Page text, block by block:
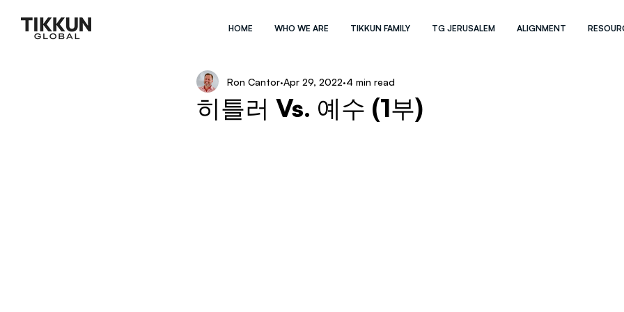
HOME WHO WE ARE TIKKUN FAMILY TG JERUSALEM ALIGNMENT
히틀러 Vs. 예수 (1부)
Ron Cantor Apr 29, 2022 4 min read